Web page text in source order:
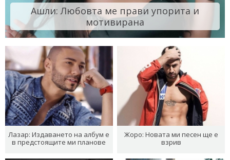
Ашли: Любовта ме прави упорита и
мотивирана
Лазар: Издаването на албум е
в предстоящите ми планове
Жоро: Новата ми песен ще е
взрив